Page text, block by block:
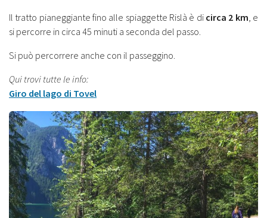
Il tratto pianeggiante fino alle spiaggette Rislà è di circa 2 km , e
si percorre in circa 45 minuti a seconda del passo.
Si può percorrere anche con il passeggino.
Qui trovi tutte le info:
Giro del lago di Tovel